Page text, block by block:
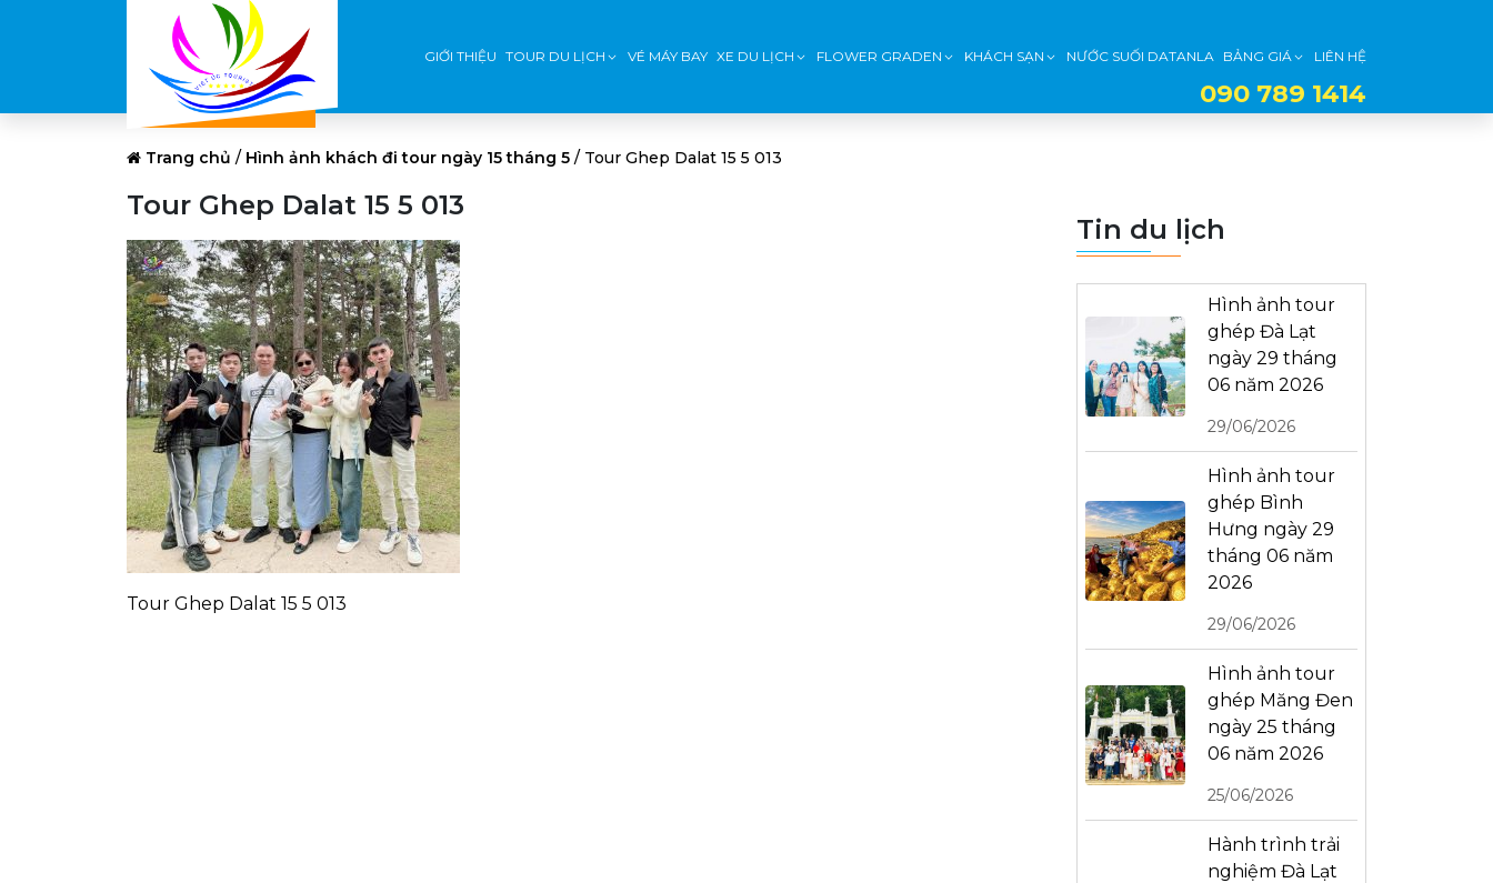
GIỚI THIỆU TOUR DU LỊCH VÉ MÁY BAY XE DU LỊCH FLOWER GRADEN KHÁCH SẠN NƯỚC SUỐI DATANLA BẢNG GIÁ LIÊN HỆ
090 789 1414
Trang chủ / Hình ảnh khách đi tour ngày 15 tháng 5 / Tour Ghep Dalat 15 5 013
Tour Ghep Dalat 15 5 013
Tour Ghep Dalat 15 5 013
Tin du lịch
Hình ảnh tour
ghép Đà Lạt
ngày 29 tháng
06 năm 2026
29/06/2026
Hình ảnh tour
ghép Bình
Hưng ngày 29
tháng 06 năm
2026
29/06/2026
Hình ảnh tour
ghép Măng Đen
ngày 25 tháng
06 năm 2026
25/06/2026
Hành trình trải
nghiệm Đà Lạt